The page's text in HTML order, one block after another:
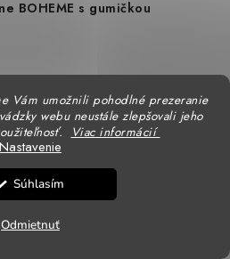
Vám umožnili pohodlné prezeranie
webu neustále zlepšovali jeho
Viac informácií
Nastavenie
Odmietnuť
Súhlasím
BOHEME s gumičkou